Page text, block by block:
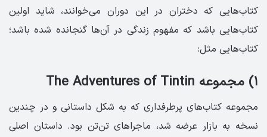
کتاب‌هایی که دختران در این دوران می‌خوانند، شاید اولین
کتاب‌هایی باشد که مفهوم زندگی در آن‌ها گنجانده شده باشد؛
کتاب‌هایی مثل:
۱) مجموعه The Adventures of Tintin
مجموعه کتاب‌های پرطرفداری که به شکل داستانی و در چندین
نسخه به بازار عرضه شد، ماجراهای تن‌تن بود. داستان اصلی